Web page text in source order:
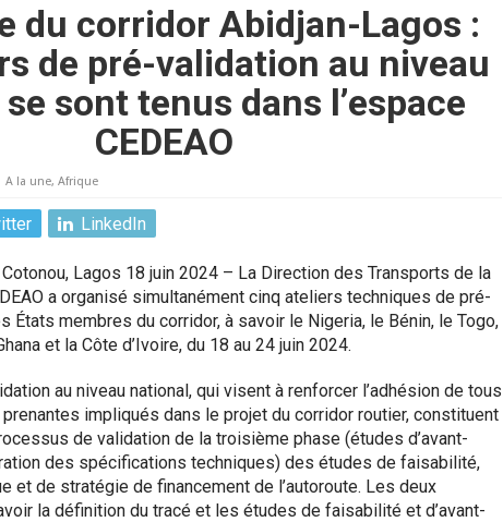
du corridor Abidjan-Lagos :
de pré-validation au niveau
sont tenus dans l’espace
CEDEAO
A la une, Afrique
LinkedIn
Lagos 18 juin 2024 – La Direction des Transports de la
a organisé simultanément cinq ateliers techniques de pré-
États membres du corridor, à savoir le Nigeria, le Bénin, le Togo,
et la Côte d’Ivoire, du 18 au 24 juin 2024.
au niveau national, qui visent à renforcer l’adhésion de tous
impliqués dans le projet du corridor routier, constituent
de validation de la troisième phase (études d’avant-
des spécifications techniques) des études de faisabilité,
et de stratégie de financement de l’autoroute. Les deux
la définition du tracé et les études de faisabilité et d’avant-